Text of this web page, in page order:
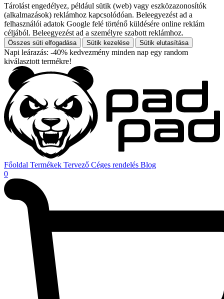
Tárolást engedélyez, például sütik (web) vagy eszközazonosítók
(alkalmazások) reklámhoz kapcsolódóan. Beleegyezést ad a
felhasználói adatok Google felé történő küldésére online reklám
céljából. Beleegyezést ad a személyre szabott reklámhoz.
Összes süti elfogadása Sütik kezelése Sütik elutasítása
Napi leárazás: -40% kedvezmény minden nap egy random
kiválasztott termékre!
Főoldal Termékek Tervező Céges rendelés Blog
0